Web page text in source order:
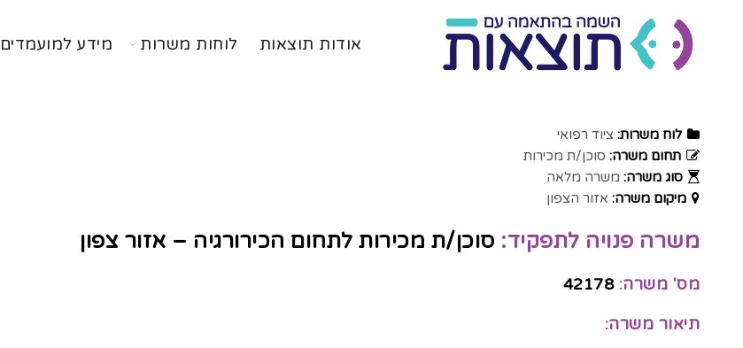
אודות תוצאות לוחות משרות מידע למועמדים
לוח משרות: ציוד רפואי
תחום משרה: סוכן/ת מכירות
סוג משרה: משרה מלאה
מיקום משרה: אזור הצפון
משרה פנויה לתפקיד: סוכן/ת מכירות לתחום הכירורגיה – אזור צפון
מס' משרה: 42178
תיאור משרה: